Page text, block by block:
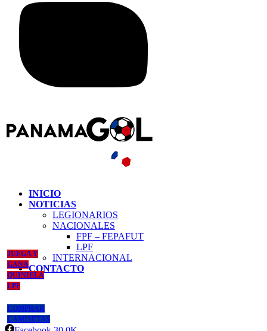
INICIO
NOTICIAS
LEGIONARIOS
NACIONALES
FPF – FEPAFUT
LPF
INTERNACIONAL
CONTACTO
JUEGA Y
GANA
QUINIELA
LPF
COMPRAR
CAMISETAS